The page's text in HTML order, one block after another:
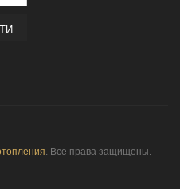
. Все права защищены.